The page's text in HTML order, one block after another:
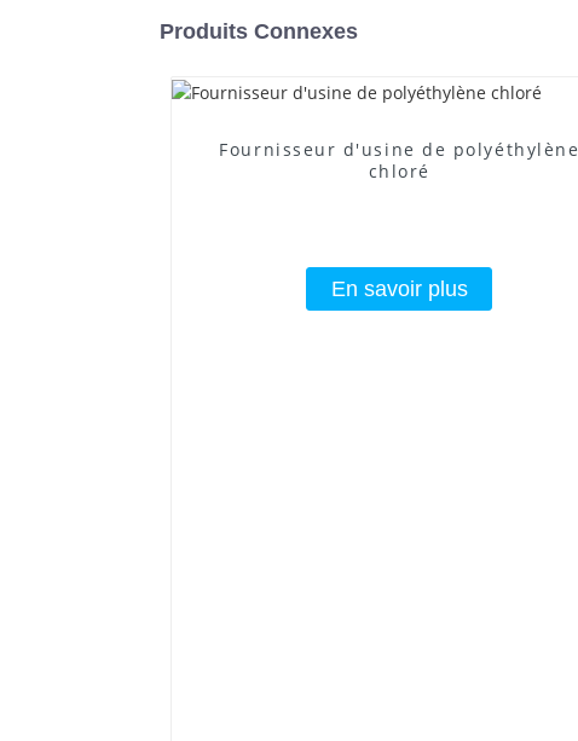
Produits Connexes
Fournisseur d'usine de polyéthylène
chloré
En savoir plus